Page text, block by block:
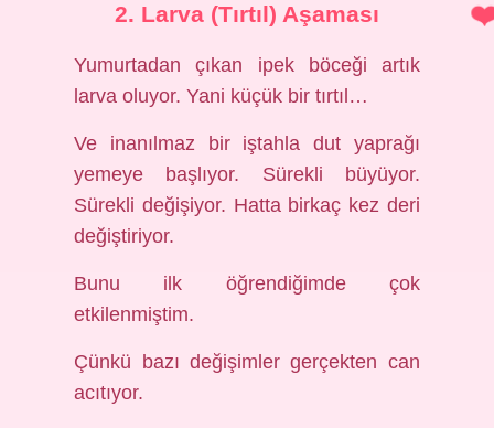
2. Larva (Tırtıl) Aşaması
Yumurtadan çıkan ipek böceği artık
larva oluyor. Yani küçük bir tırtıl…
Ve inanılmaz bir iştahla dut yaprağı
yemeye başlıyor. Sürekli büyüyor.
Sürekli değişiyor. Hatta birkaç kez deri
değiştiriyor.
Bunu ilk öğrendiğimde çok
etkilenmiştim.
Çünkü bazı değişimler gerçekten can
acıtıyor.